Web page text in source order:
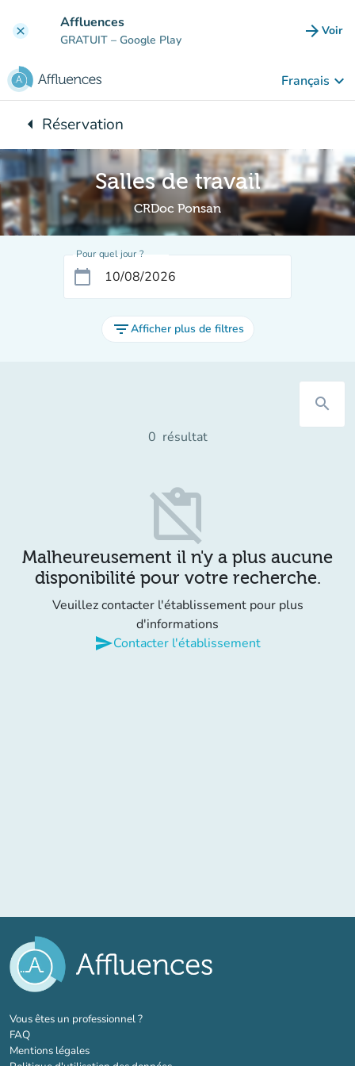
clear Affluences
GRATUIT – Google Play arrow_forward Voir
Français keyboard_arrow_down
arrow_leftRetour à :
Réservation
Salles de travail
CRDoc Ponsan
Pour quel jour ?
calendar_today
filter_listAfficher plus de filtres
search
0 résultat
content_paste_off
Malheureusement il n'y a plus aucune
disponibilité pour votre recherche.
Veuillez contacter l'établissement pour plus
d'informations
sendContacter l'établissement
Vous êtes un professionnel ?(nouvel onglet)
FAQ
Mentions légales